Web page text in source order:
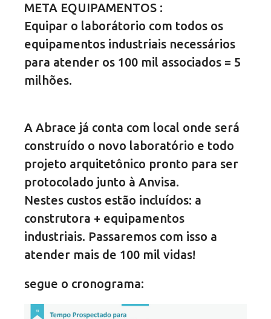
META EQUIPAMENTOS :
Equipar o laborátorio com todos os
equipamentos industriais necessários
para atender os 100 mil associados = 5
milhões.
A Abrace já conta com local onde será
construído o novo laboratório e todo
projeto arquitetônico pronto para ser
protocolado junto à Anvisa.
Nestes custos estão incluídos: a
construtora + equipamentos
industriais. Passaremos com isso a
atender mais de 100 mil vidas!
segue o cronograma: